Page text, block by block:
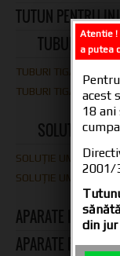
TUTUN PENTRU
TUBURI
TUBURI TIGARI FARA
TUBURI TIGARI CU
SOLUTIE
SOLUȚIE UMIDIFICAT
SOLUȚIE UMIDIFICAT
APARATE
APARATE RULAT
Atentie !
a putea
acest
18 ani
2001/
din jur